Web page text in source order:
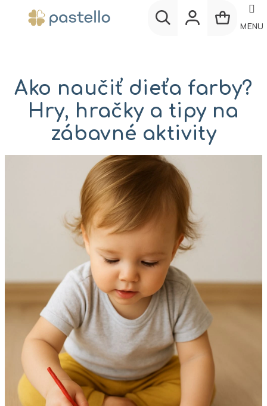
MENU
Ako naučiť dieťa farby?
Hry, hračky a tipy na
zábavné aktivity